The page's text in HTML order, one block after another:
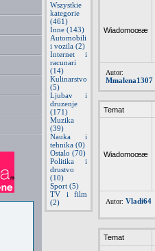
Wszystkie
kategorie
(461)
Inne (143)
Automobili
i vozila (2)
Internet i
racunari
(14)
Kulinarstvo
(5)
Ljubav i
druzenje
(171)
Muzika
(39)
Nauka i
tehnika (0)
Ostalo (70)
Politika i
drustvo
(10)
Sport (5)
TV i film
(2)
Wiadomoœæ
Autor:
Mmalena1307
Temat
Wiadomoœæ
Autor: Vladi64
Temat